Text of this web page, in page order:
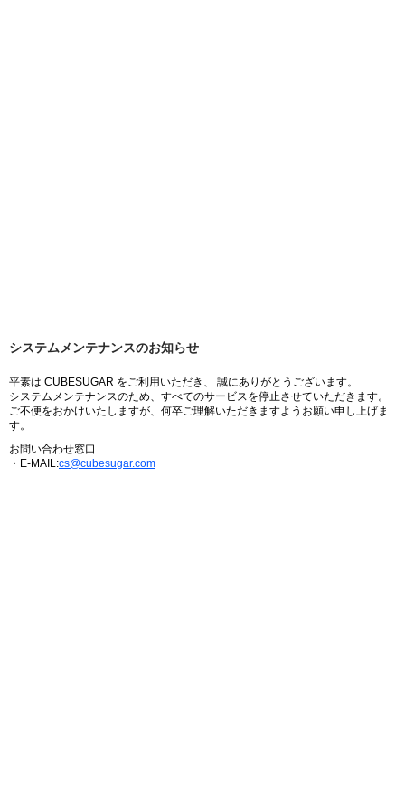
システムメンテナンスのお知らせ
平素は CUBESUGAR をご利用いただき、 誠にありがとうございます。
システムメンテナンスのため、すべてのサービスを停止させていただきます。
ご不便をおかけいたしますが、何卒ご理解いただきますようお願い申し上げま
す。
お問い合わせ窓口
・E-MAIL:cs@cubesugar.com